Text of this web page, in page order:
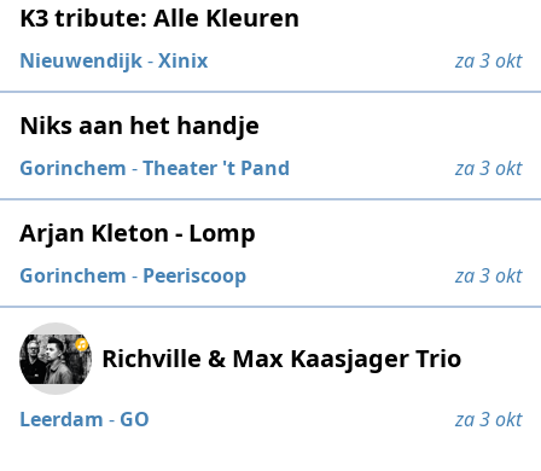
K3 tribute: Alle Kleuren
Nieuwendijk-Xinix za 3 okt
Niks aan het handje
Gorinchem -Theater 't Pand za 3 okt
Arjan Kleton - Lomp
Gorinchem - Peeriscoop za 3 okt
Richville & Max Kaasjager Trio
Leerdam - GO za 3 okt